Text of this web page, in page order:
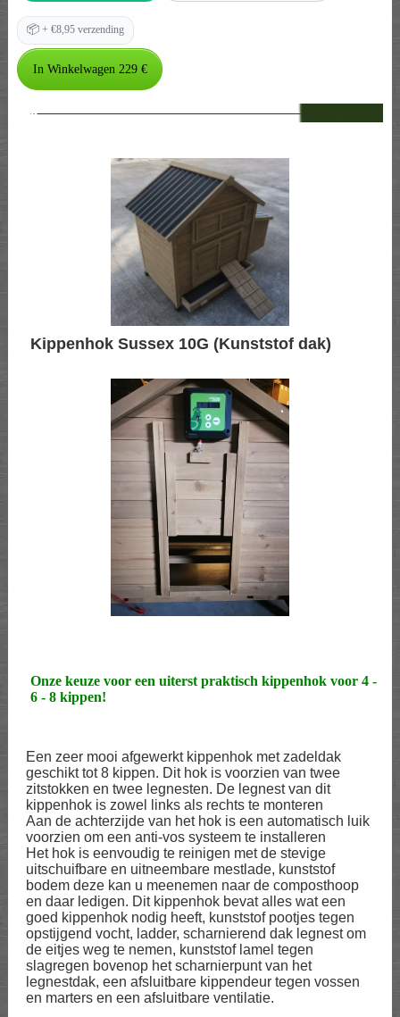
📦 + €8,95 verzending
--
Kippenhok Sussex 10G (Kunststof dak)
Onze keuze voor een uiterst praktisch kippenhok voor 4 -
6 - 8 kippen!
Een zeer mooi afgewerkt kippenhok met zadeldak
geschikt tot 8 kippen. Dit hok is voorzien van twee
zitstokken en twee legnesten. De legnest van dit
kippenhok is zowel links als rechts te monteren
Aan de achterzijde van het hok is een automatisch luik
voorzien om een anti-vos systeem te installeren
Het hok is eenvoudig te reinigen met de stevige
uitschuifbare en uitneembare mestlade, kunststof
bodem deze kan u meenemen naar de composthoop
en daar ledigen. Dit kippenhok bevat alles wat een
goed kippenhok nodig heeft, kunststof pootjes tegen
opstijgend vocht, ladder, scharnierend dak legnest om
de eitjes weg te nemen, kunststof lamel tegen
slagregen bovenop het scharnierpunt van het
legnestdak, een afsluitbare kippendeur tegen vossen
en marters en een afsluitbare ventilatie.